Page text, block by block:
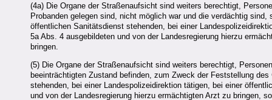
(4a) Die Organe der Straßenaufsicht sind weiters berechtigt,
Probanden gelegen sind, nicht möglich war und die verdächtig
öffentlichen Sanitätsdienst stehenden, bei einer
5a Abs. 4 ausgebildeten und von der Landesregierung hierzu
bringen.
(5) Die Organe der Straßenaufsicht sind weiters berechtigt,
beeinträchtigten Zustand befinden, zum Zweck der Feststellung
stehenden, bei einer Landespolizeidirektion tätigen, bei einer
und von der Landesregierung hierzu ermächtigten Arzt zu bringen,